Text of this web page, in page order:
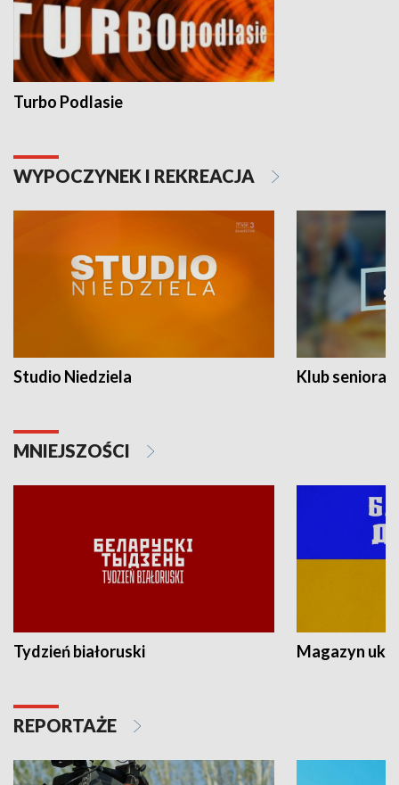
Turbo Podlasie
WYPOCZYNEK I REKREACJA
Studio Niedziela Klub seniora
MNIEJSZOŚCI
Tydzień białoruski Magazyn
REPORTAŻE